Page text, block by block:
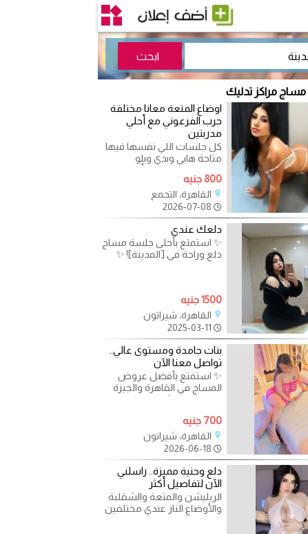
مساج مراكز تدليك
اوضاع المتعة معانا مختلفة
جرب الفرعوني مع أحلي
مدربتين
كل جلسات اللي نفسها فيها
متاحة هابي وبدي وبلو
وفرعوني وريليشن أوضاع نار
هتخليك في عالم تاني سناتر
800 جنيه
القاهرة، التجمع
2026-07-08
دلعك عندي
✨ استمتع بأحلى جلسة مساج
دلع وراحة في [المدينة]! ✨
1500 جنيه
القاهرة، شيراتون
2025-03-11
بنات جامدة ومستوى عالي..
تواصل معنا الآن
✨ استمتع بأفضل عروض
المساج في القاهرة والجيزة
والإسكندرية! ✨ هل تبحث عن
700 جنيه
القاهرة، شيراتون
2026-06-18
دلع وحنية مميزة.. راسلني
الآن لتفاصيل أكثر
الريليشن والمتعة والشقلبة
والأوضاع النار عندي مختلفين
جرب الميكسات بين البنات